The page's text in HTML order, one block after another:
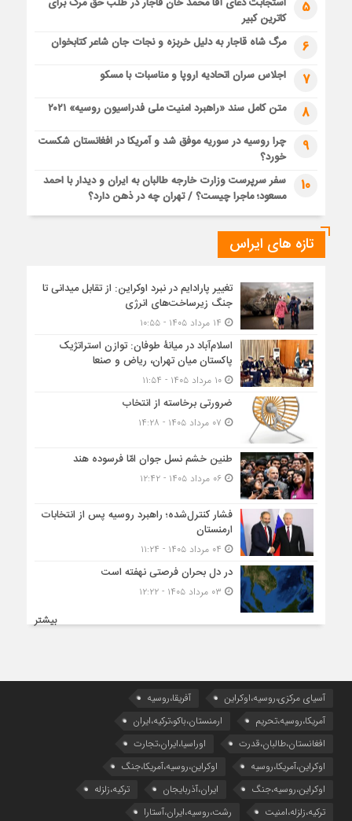
5
کاترین کبیر
6 مرگ شاه قاجار به دلیل خربزه و نجات جان شاعر کتابخوان
7 اجلاس سران اتحادیه اروپا و مناسبات با مسکو
8 متن کامل سند «راهبرد امنیت ملی فدراسیون روسیه» ۲۰۲۱
9
چرا روسیه در سوریه موفق شد و آمریکا در افغانستان شکست
خورد؟
10
سفر سرپرست وزارت خارجه طالبان به ایران و دیدار با احمد
مسعود؛ ماجرا چیست؟ / تهران چه در ذهن دارد؟
تازه های ایراس
تغییر پارادایم در نبرد اوکراین: از تقابل میدانی تا
جنگ زیرساخت‌های انرژی
اسلام‌آباد در میانۀ طوفان: توازن استراتژیک
پاکستان میان تهران، ریاض و صنعا
۱۰ مرداد ۱۴۰۵ - ۱۱:۵۴
ضرورتی برخاسته از انتخاب
طنین خشم نسل جوان امّا فرسوده هند
۰۶ مرداد ۱۴۰۵ - ۱۲:۴۲
فشار کنترل‌شده؛ راهبرد روسیه پس از انتخابات
ارمنستان
در دل بحران فرصتی نهفته است
بیشتر
آسیای مرکزی،روسیه،اوکراین
آفریقا،روسیه
آمریکا،روسیه،تحریم
ارمنستان،باکو،ترکیه،ایران
افغانستان،طالبان،قدرت
اوراسیا،ایران،تجارت
اوکراین،آمریکا،روسیه
اوکراین،روسیه،آمریکا،جنگ
اوکراین،روسیه،جنگ
ایران،آذربایجان
ترکیه،زلزله
ترکیه،زلزله،امنیت
رشت،روسیه،ایران،آستارا